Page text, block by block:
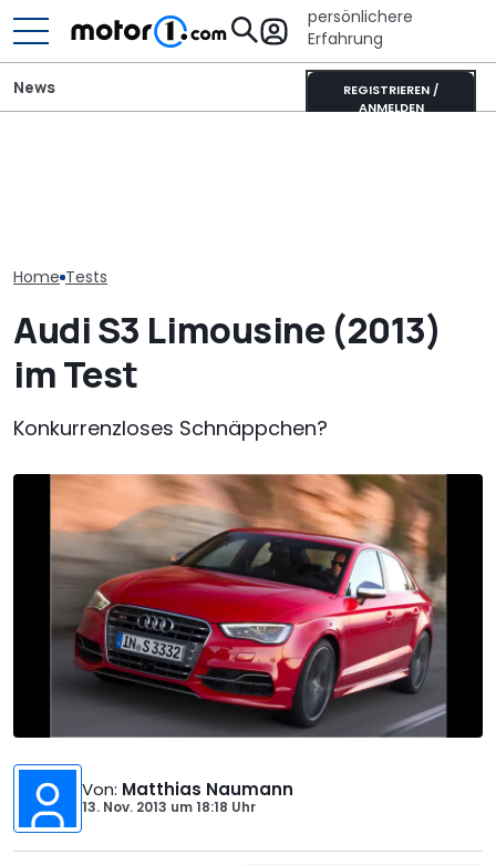
persönlichere
Erfahrung
REGISTRIEREN /
ANMELDEN
News
Home Tests
Audi S3 Limousine (2013)
im Test
Konkurrenzloses Schnäppchen?
Von: Matthias Naumann
13. Nov. 2013 um18:18 Uhr